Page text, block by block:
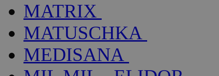
MATRIX
MATUSCHKA
MEDISANA